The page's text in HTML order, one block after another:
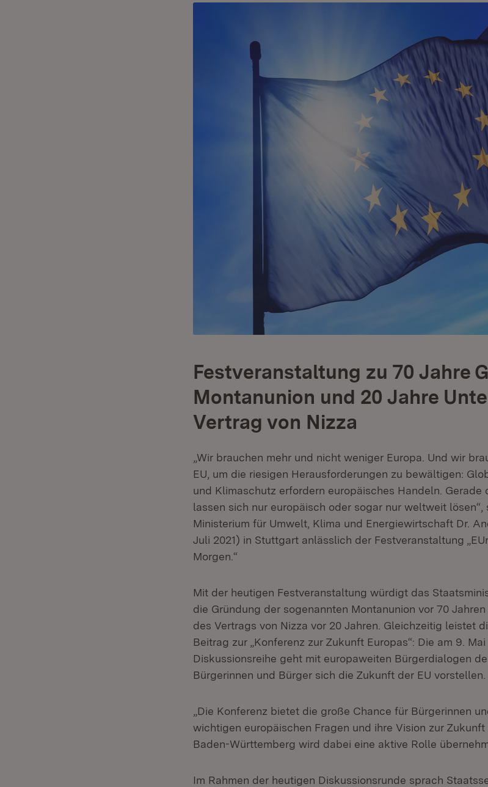
Festveranstaltung zu 70 Jahre
Montanunion und 20 Jahre
Vertrag von Nizza
„Wir brauchen mehr und nicht weniger Europa. Und wir
EU, um die riesigen Herausforderungen zu bewältigen:
und Klimaschutz erfordern europäisches Handeln. Gerade
lassen sich nur europäisch oder sogar nur weltweit
Ministerium für Umwelt, Klima und Energiewirtschaft Dr.
Juli 2021) in Stuttgart anlässlich der Festveranstaltung
Morgen.“
Mit der heutigen Festveranstaltung würdigt das
die Gründung der sogenannten Montanunion vor 70
des Vertrags von Nizza vor 20 Jahren. Gleichzeitig leistet
Beitrag zur „Konferenz zur Zukunft Europas“: Die am 9.
Diskussionsreihe geht mit europaweiten Bürgerdialogen
Bürgerinnen und Bürger sich die Zukunft der EU vorstellen.
„Die Konferenz bietet die große Chance für Bürgerinnen
wichtigen europäischen Fragen und ihre Vision zur Zukunft
Baden-Württemberg wird dabei eine aktive Rolle
Im Rahmen der heutigen Diskussionsrunde sprach